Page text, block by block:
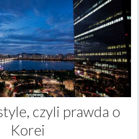
czyli prawda o
Korei